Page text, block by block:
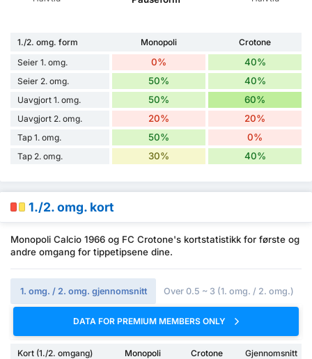
1./2. omg. form Monopoli
Crotone
Seier 1. omg.
0% 40%
Seier 2. omg. 50% 40%
Uavgjort 1. omg. 50% 60%
Uavgjort 2. omg. 20% 20%
Tap 1. omg. 50% 0%
Tap 2. omg. 30% 40%
1./2. omg. kort
Monopoli Calcio 1966 og FC Crotone's kortstatistikk for første og
andre omgang for tippetipsene dine.
1. omg. / 2. omg. gjennomsnitt Over 0.5 ~ 3 (1. omg. / 2. omg.)
DATA FOR PREMIUM MEMBERS ONLY
Kort (1./2. omgang) Monopoli Crotone
Gjennomsnitt